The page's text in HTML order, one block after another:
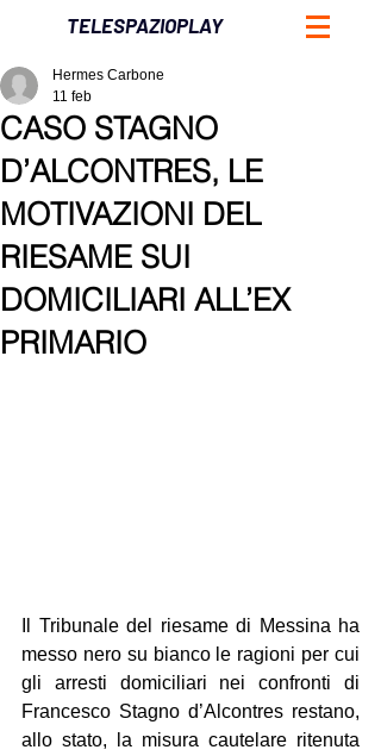
TELESPAZIOPLAY
CASO STAGNO
D’ALCONTRES, LE
MOTIVAZIONI DEL
RIESAME SUI
DOMICILIARI ALL’EX
PRIMARIO
Hermes Carbone
11 feb
Il Tribunale del riesame di Messina ha
messo nero su bianco le ragioni per cui
gli arresti domiciliari nei confronti di
Francesco Stagno d’Alcontres restano,
allo stato, la misura cautelare ritenuta